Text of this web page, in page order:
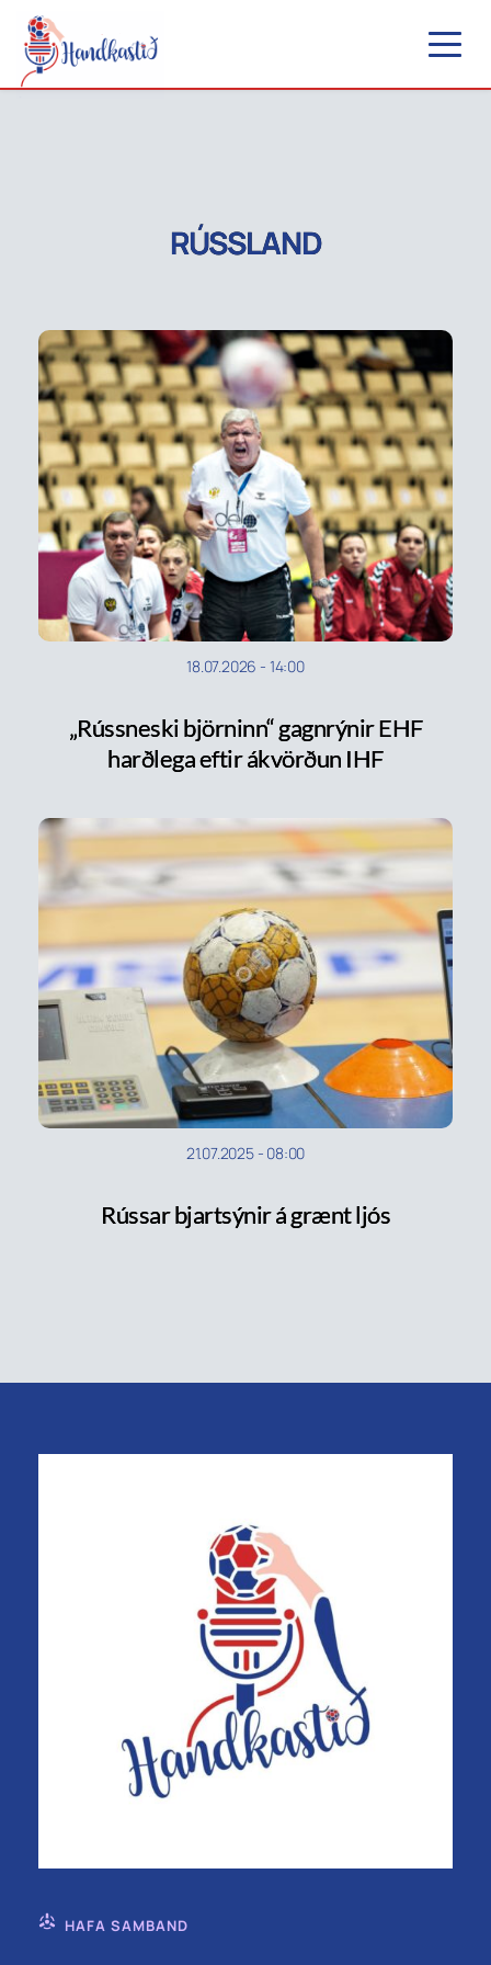
RÚSSLAND
18.07.2026 - 14:00
„Rússneski björninn“ gagnrýnir EHF
harðlega eftir ákvörðun IHF
21.07.2025- 08:00
Rússar bjartsýnir á grænt ljós
HAFA SAMBAND